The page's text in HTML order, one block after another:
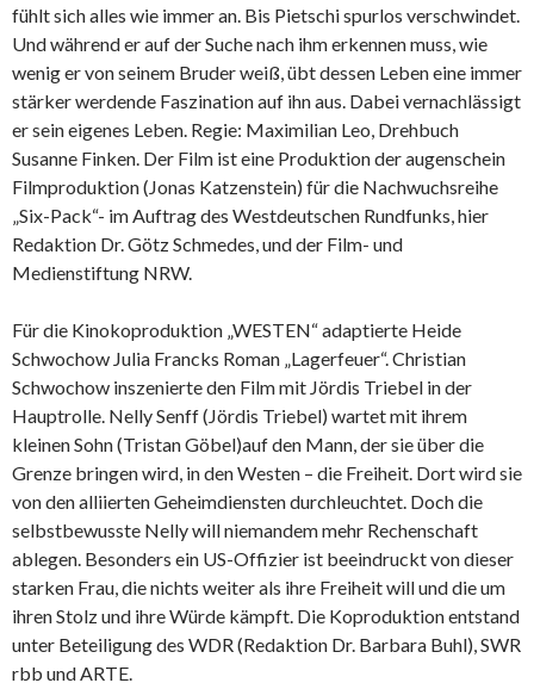
fühlt sich alles wie immer an. Bis Pietschi spurlos verschwindet.
Und während er auf der Suche nach ihm erkennen muss, wie
wenig er von seinem Bruder weiß, übt dessen Leben eine immer
stärker werdende Faszination auf ihn aus. Dabei vernachlässigt
er sein eigenes Leben. Regie: Maximilian Leo, Drehbuch
Susanne Finken. Der Film ist eine Produktion der augenschein
Filmproduktion (Jonas Katzenstein) für die Nachwuchsreihe
„Six-Pack“- im Auftrag des Westdeutschen Rundfunks, hier
Redaktion Dr. Götz Schmedes, und der Film- und
Medienstiftung NRW.
Für die Kinokoproduktion „WESTEN“ adaptierte Heide
Schwochow Julia Francks Roman „Lagerfeuer“. Christian
Schwochow inszenierte den Film mit Jördis Triebel in der
Hauptrolle. Nelly Senff (Jördis Triebel) wartet mit ihrem
kleinen Sohn (Tristan Göbel)auf den Mann, der sie über die
Grenze bringen wird, in den Westen – die Freiheit. Dort wird sie
von den alliierten Geheimdiensten durchleuchtet. Doch die
selbstbewusste Nelly will niemandem mehr Rechenschaft
ablegen. Besonders ein US-Offizier ist beeindruckt von dieser
starken Frau, die nichts weiter als ihre Freiheit will und die um
ihren Stolz und ihre Würde kämpft. Die Koproduktion entstand
unter Beteiligung des WDR (Redaktion Dr. Barbara Buhl), SWR
rbb und ARTE.